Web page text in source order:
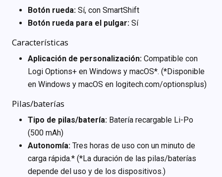
Botón rueda: Sí, con SmartShift
Botón rueda para el pulgar: Sí
Características
Aplicación de personalización: Compatible con
Logi Options+ en Windows y macOS*. (*Disponible
en Windows y macOS en logitech.com/optionsplus)
Pilas/baterías
Tipo de pilas/batería: Batería recargable Li-Po
(500 mAh)
Autonomía: Tres horas de uso con un minuto de
carga rápida.* (*La duración de las pilas/baterías
depende del uso y de los dispositivos.)